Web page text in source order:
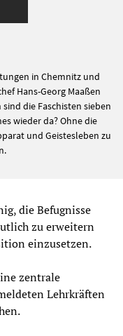
in Chemnitz und
Hans-Georg Maaßen
die Faschisten sieben
wieder da? Ohne die
und Geistesleben zu
die Befugnisse
zu erweitern
einzusetzen.
zentrale
Lehrkräften